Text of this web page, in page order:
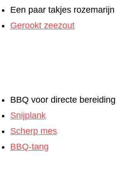
Een paar takjes rozemarijn
Gerookt zeezout
BBQ voor directe bereiding
Snijplank
Scherp mes
BBQ-tang